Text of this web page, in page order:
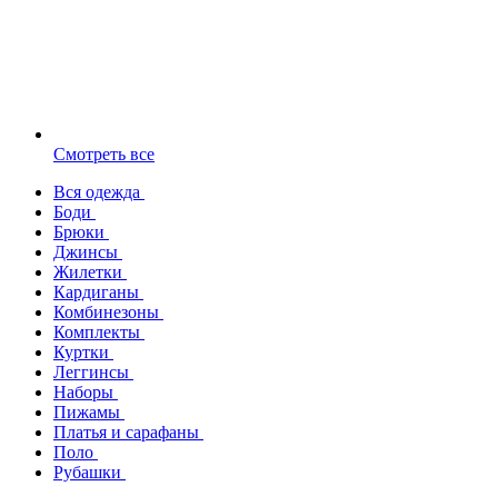
Смотреть все
Вся одежда
Боди
Брюки
Джинсы
Жилетки
Кардиганы
Комбинезоны
Комплекты
Куртки
Леггинсы
Наборы
Пижамы
Платья и сарафаны
Поло
Рубашки